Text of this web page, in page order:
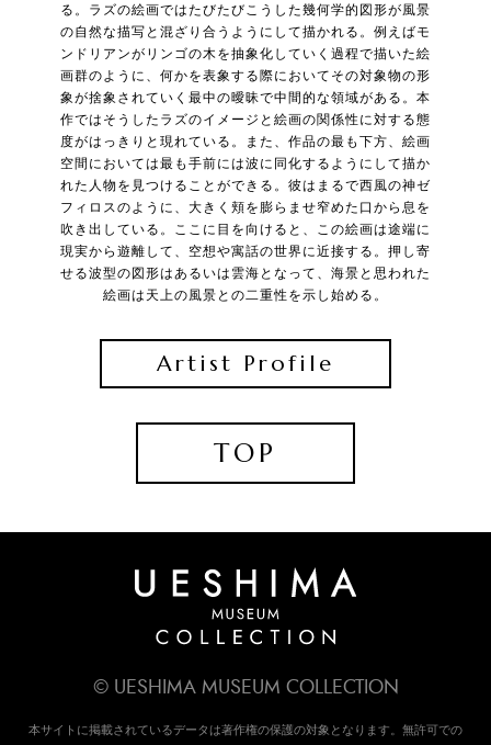
る。ラズの絵画ではたびたびこうした幾何学的図形が風景
の自然な描写と混ざり合うようにして描かれる。例えばモ
ンドリアンがリンゴの木を抽象化していく過程で描いた絵
画群のように、何かを表象する際においてその対象物の形
象が捨象されていく最中の曖昧で中間的な領域がある。本
作ではそうしたラズのイメージと絵画の関係性に対する態
度がはっきりと現れている。また、作品の最も下方、絵画
空間においては最も手前には波に同化するようにして描か
れた人物を見つけることができる。彼はまるで西風の神ゼ
フィロスのように、大きく頬を膨らませ窄めた口から息を
吹き出している。ここに目を向けると、この絵画は途端に
現実から遊離して、空想や寓話の世界に近接する。押し寄
せる波型の図形はあるいは雲海となって、海景と思われた
絵画は天上の風景との二重性を示し始める。
Artist Profile
TOP
© UESHIMA MUSEUM COLLECTION
本サイトに掲載されているデータは著作権の保護の対象となります。無許可での